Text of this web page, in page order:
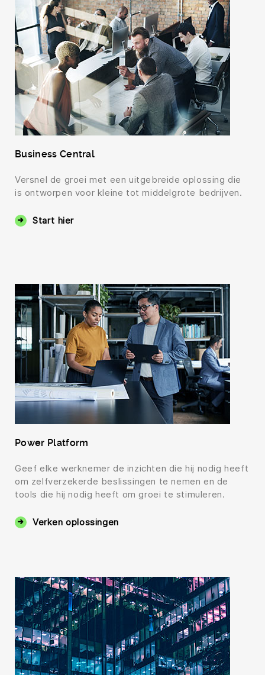
Business Central
Versnel de groei met een uitgebreide oplossing die
is ontworpen voor kleine tot middelgrote bedrijven.
Start hier
Power Platform
Geef elke werknemer de inzichten die hij nodig heeft
om zelfverzekerde beslissingen te nemen en de
tools die hij nodig heeft om groei te stimuleren.
Verken oplossingen